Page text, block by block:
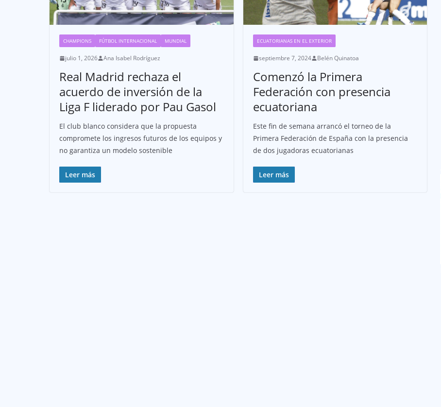
CHAMPIONS FÚTBOL INTERNACIONAL MUNDIAL
julio 1, 2026 Ana Isabel Rodríguez
Real Madrid rechaza el
acuerdo de inversión de la
Liga F liderado por Pau Gasol
El club blanco considera que la propuesta
compromete los ingresos futuros de los equipos y
no garantiza un modelo sostenible
Leer más
ECUATORIANAS EN EL EXTERIOR
septiembre 7, 2024 Belén Quinatoa
Comenzó la Primera
Federación con presencia
ecuatoriana
Este fin de semana arrancó el torneo de la
Primera Federación de España con la presencia
de dos jugadoras ecuatorianas
Leer más